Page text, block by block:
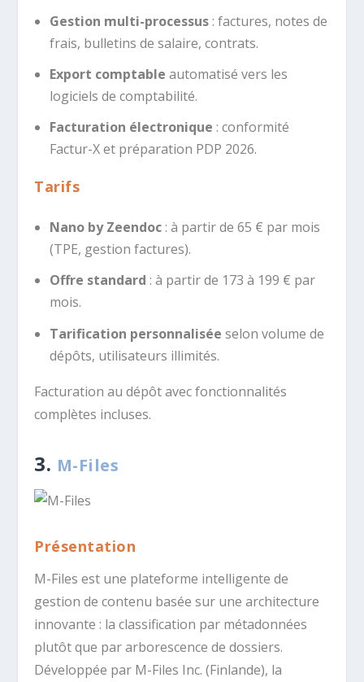
Gestion multi-processus: factures, notes de
frais, bulletins de salaire, contrats.
Export comptable automatisé vers les
logiciels de comptabilité.
Facturation électronique : conformité
Factur-X et préparation PDP 2026.
Tarifs
Nano by Zeendoc: à partir de 65 € par mois
(TPE, gestion factures).
Offre standard : à partir de 173 à 199 € par
mois.
Tarification personnalisée selon volume de
dépôts, utilisateurs illimités.
Facturation au dépôt avec fonctionnalités
complètes incluses.
3. M-Files
Présentation
M-Files est une plateforme intelligente de
gestion de contenu basée sur une architecture
innovante : la classification par métadonnées
plutôt que par arborescence de dossiers.
Développée par M-Files Inc. (Finlande), la